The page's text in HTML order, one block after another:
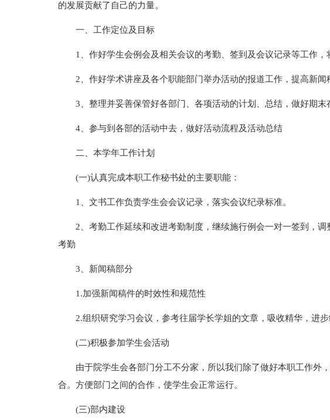
的发展贡献了自己的力量。
一、工作定位及目标
1、作好学生会例会及相关会议的考勤、签到及会议记录等工作，
2、作好学术讲座及各个职能部门举办活动的报道工作，提高新闻
3、整理并妥善保管好各部门、各项活动的计划、总结，做好期末
4、参与到各部的活动中去，做好活动流程及活动总结
二、本学年工作计划
(一)认真完成本职工作秘书处的主要职能：
1、文书工作负责学生会会议记录，落实会议纪录标准。
2、考勤工作延续和改进考勤制度，继续施行例会一对一签到，
考勤
3、新闻稿部分
1.加强新闻稿件的时效性和规范性
2.组织研究学习会议，参考往届学长学姐的文章，吸收精华，进步
(二)积极参加学生会活动
由于院学生会各部门分工不分家，所以我们除了做好本职工作外
合。方便部门之间的合作，使学生会正常运行。
(三)部内建设